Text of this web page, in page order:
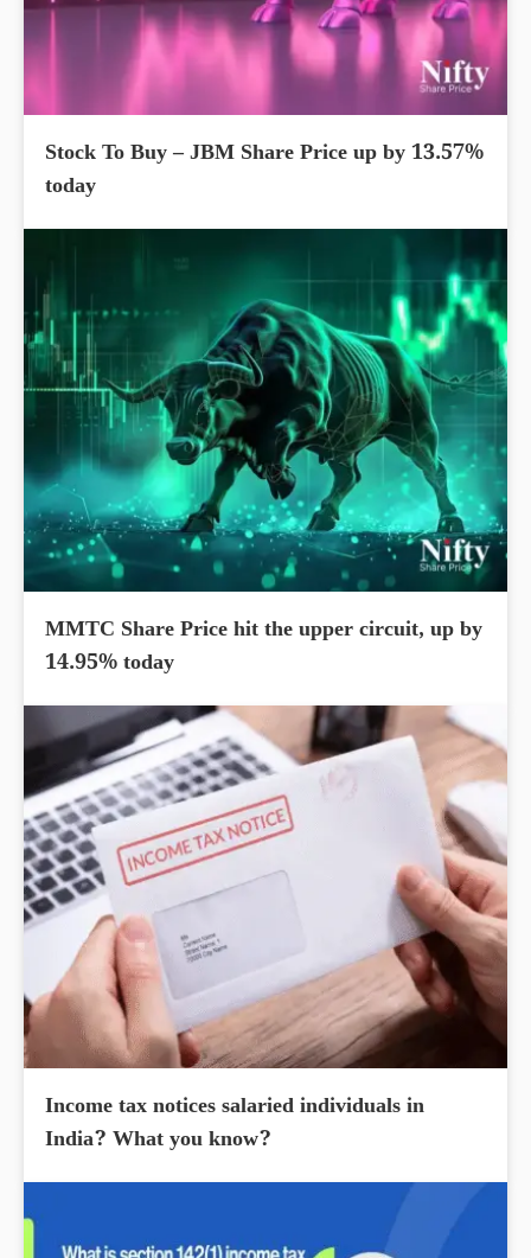
Stock To Buy – JBM Share Price up by 13.57%
today
MMTC Share Price hit the upper circuit, up by
14.95% today
Income tax notices salaried individuals in
India? What you know?